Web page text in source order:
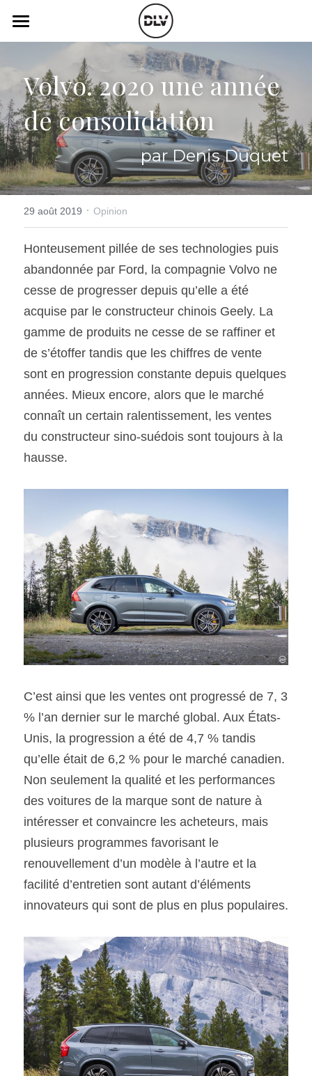
Catégories
Actualité Auto
Électrique
Histoire de chars
Art Automobile
Essais Routier
Vidéo
Podcast
Radio FM
Télé RDS
Simulateur
Assurance
Rechercher
SOUMISSION RAPIDE
ASSURANCE
Volvo. 2020 une année
de consolidation
par Denis Duquet
29 août 2019 · Opinion
Honteusement pillée de ses technologies puis
abandonnée par Ford, la compagnie Volvo ne
cesse de progresser depuis qu’elle a été
acquise par le constructeur chinois Geely. La
gamme de produits ne cesse de se raffiner et
de s’étoffer tandis que les chiffres de vente
sont en progression constante depuis quelques
années. Mieux encore, alors que le marché
connaît un certain ralentissement, les ventes
du constructeur sino-suédois sont toujours à la
hausse.
C’est ainsi que les ventes ont progressé de 7, 3
% l’an dernier sur le marché global. Aux États-
Unis, la progression a été de 4,7 % tandis
qu’elle était de 6,2 % pour le marché canadien.
Non seulement la qualité et les performances
des voitures de la marque sont de nature à
intéresser et convaincre les acheteurs, mais
plusieurs programmes favorisant le
renouvellement d’un modèle à l’autre et la
facilité d’entretien sont autant d’éléments
innovateurs qui sont de plus en plus populaires.
LES CATÉGORIES DE LA BOUTIQUE
Toutes les catégories